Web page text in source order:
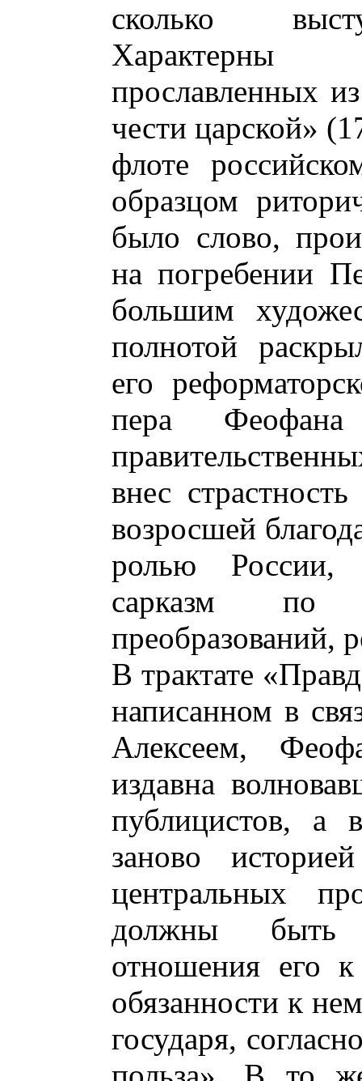
сколько
Характерны
прославленных
чести царской»
флоте
образцом
было слово,
на погребении
большим
полнотой
его
пера
внес
возросшей
ролью России,
сарказм по
преобразований,
В трактате
написанном в
Алексеем,
издавна
публицистов, а
заново
центральных
должны быть
отношения его
обязанности к
государя,